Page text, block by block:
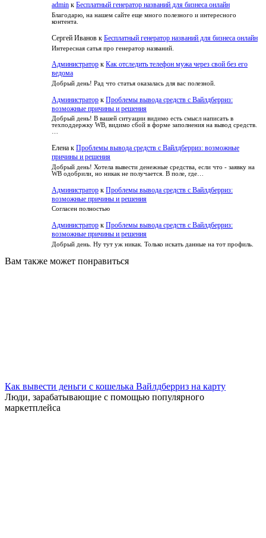
admin к Бесплатный генератор названий для бизнеса онлайн
Благодарю, на нашем сайте еще много полезного и интересного
контента.
Сергей Иванов к Бесплатный генератор названий для бизнеса онлайн
Интересная сатья про генератор названий.
Администратор к Как отследить телефон мужа через свой без его
ведома
Добрый день! Рад что статья оказалась для вас полезной.
Администратор к Проблемы вывода средств с Вайлдберриз:
возможные причины и решения
Добрый день! В вашей ситуации видимо есть смысл написать в
техподдержку WB, видимо сбой в форме заполнения на вывод средств.
…
Елена к Проблемы вывода средств с Вайлдберриз: возможные
причины и решения
Добрый день! Хотела вывести денежные средства, если что - заявку на
WB одобрили, но никак не получается. В поле, где…
Администратор к Проблемы вывода средств с Вайлдберриз:
возможные причины и решения
Согласен полностью
Администратор к Проблемы вывода средств с Вайлдберриз:
возможные причины и решения
Добрый день. Ну тут уж никак. Только искать данные на тот профиль.
Вам также может понравиться
Как вывести деньги с кошелька Вайлдберриз на карту
Люди, зарабатывающие с помощью популярного
маркетплейса